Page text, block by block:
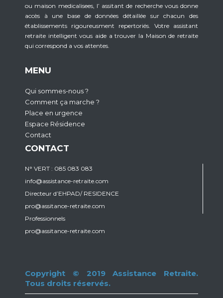
ou maison medicalisees, l’ assitant de recherche vous donne
accès à une base de données détaillée sur chacun des
établissements rigoureusment repertoriés. Votre assistant
retraite intelligent vous aide a trouver la Maison de retraite
qui correspond a vos attentes.
MENU
Qui sommes-nous ?
Comment ça marche ?
Place en urgence
Espace Résidence
Contact
CONTACT
N° VERT : 085 083 083
info@assistance-retraite.com
Directeur d’EHPAD/ RESIDENCE
pro@assitance-retraite.com
Professionnels
pro@assitance-retraite.com
Copyright © 2019 Assistance Retraite.
Tous droits réservés.